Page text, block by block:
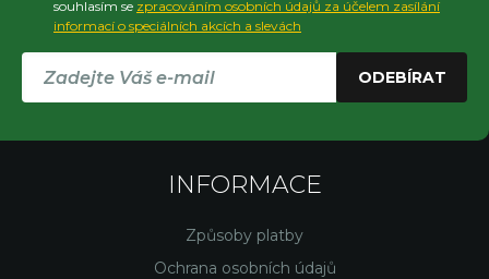
souhlasím se zpracováním osobních údajů za účelem zasílání
informací o speciálních akcích a slevách
ODEBÍRAT
INFORMACE
Způsoby platby
Ochrana osobních údajů